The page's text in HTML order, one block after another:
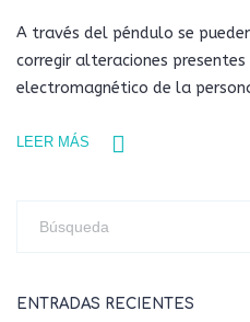
A través del péndulo se
corregir alteraciones
electromagnético de la
LEER MÁS
ENTRADAS RECIENTES